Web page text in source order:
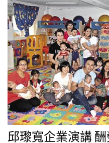
救」邀約，但邱瓈寬還是把
「關愛之家」小朋友們，她
餃、泡麵等大批物資，讓
前過個暖洋洋的母親節。
煮餃子上桌，看著小朋友大
她都低調探訪，有時碰到來
有很多不錯的孩子，…
邱瓈寬企業演講